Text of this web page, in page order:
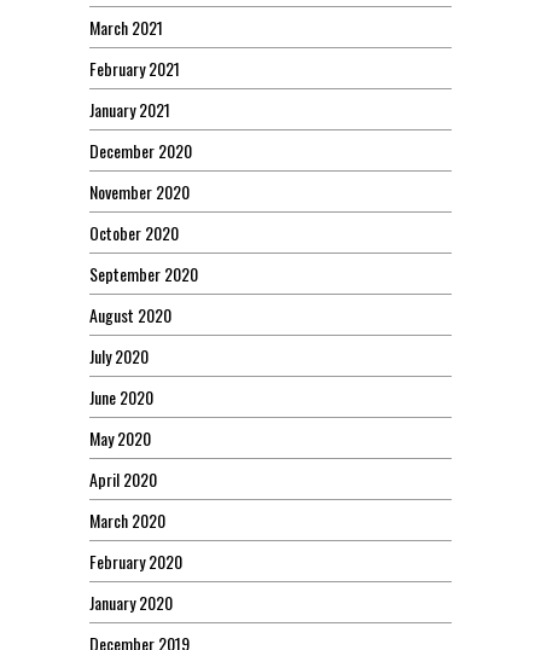
March 2021
February 2021
January 2021
December 2020
November 2020
October 2020
September 2020
August 2020
July 2020
June 2020
May 2020
April 2020
March 2020
February 2020
January 2020
December 2019